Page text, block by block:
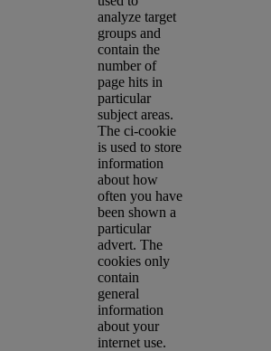
analyze target
groups and
contain the
number of
page hits in
particular
subject areas.
The ci-cookie
is used to store
information
about how
often you have
been shown a
particular
advert. The
cookies only
contain
general
information
about your
internet use.